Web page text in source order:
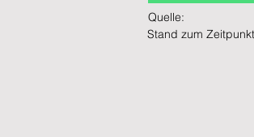
Quelle:
Stand zum